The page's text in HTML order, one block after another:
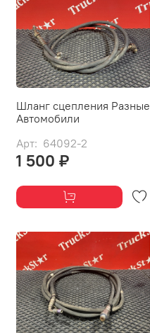
Шланг сцепления Разные
Автомобили
Арт: 64092-2
1 500 ₽